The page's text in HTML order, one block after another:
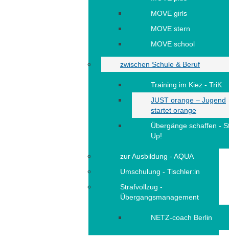
MOVE girls
MOVE stern
MOVE school
zwischen Schule & Beruf
Training im Kiez - TriK
JUST orange – Jugend
startet orange
Übergänge schaffen -
Up!
zur Ausbildung - AQUA
Umschulung - Tischler:in
Strafvollzug -
Übergangsmanagement
NETZ-coach Berlin